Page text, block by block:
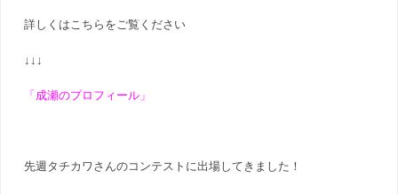
詳しくはこちらをご覧ください
↓↓↓
「成瀬のプロフィール」
先週タチカワさんのコンテストに出場してきました！